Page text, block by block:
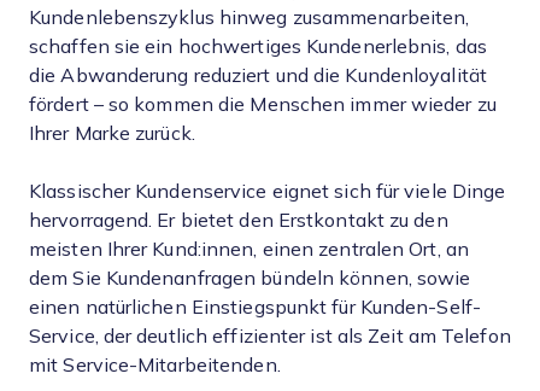
Kundenlebenszyklus hinweg zusammenarbeiten,
schaffen sie ein hochwertiges Kundenerlebnis, das
die Abwanderung reduziert und die Kundenloyalität
fördert – so kommen die Menschen immer wieder zu
Ihrer Marke zurück.
Klassischer Kundenservice eignet sich für viele Dinge
hervorragend. Er bietet den Erstkontakt zu den
meisten Ihrer Kund:innen, einen zentralen Ort, an
dem Sie Kundenanfragen bündeln können, sowie
einen natürlichen Einstiegspunkt für Kunden-Self-
Service, der deutlich effizienter ist als Zeit am Telefon
mit Service-Mitarbeitenden.